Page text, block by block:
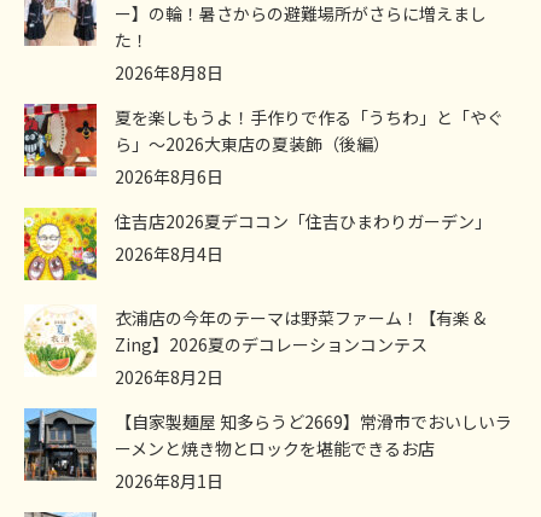
ー】の輪！暑さからの避難場所がさらに増えまし
た！
2026年8月8日
夏を楽しもうよ！手作りで作る「うちわ」と「やぐ
ら」～2026大東店の夏装飾（後編）
2026年8月6日
住吉店2026夏デココン「住吉ひまわりガーデン」
2026年8月4日
衣浦店の今年のテーマは野菜ファーム！【有楽 &
Zing】2026夏のデコレーションコンテス
2026年8月2日
【自家製麺屋 知多らうど2669】常滑市でおいしいラ
ーメンと焼き物とロックを堪能できるお店
2026年8月1日